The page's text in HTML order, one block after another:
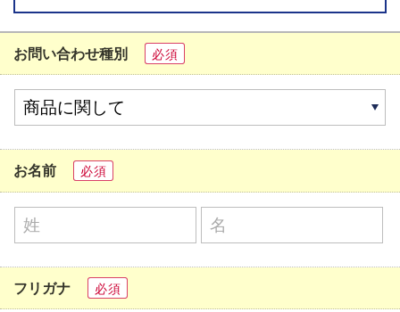
お問い合わせ種別 必須
お名前 必須
フリガナ 必須